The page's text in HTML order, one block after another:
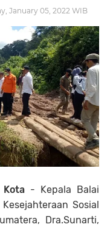
January 05, 2022 WIB
Kota - Kepala Balai
Sosial
Dra.Sunarti,